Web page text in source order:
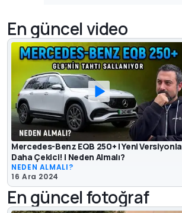
En güncel video
Mercedes-Benz EQB 250+ | Yeni Versiyonla
Daha Çekici! | Neden Almalı?
NEDEN ALMALI?
16 Ara 2024
En güncel fotoğraf